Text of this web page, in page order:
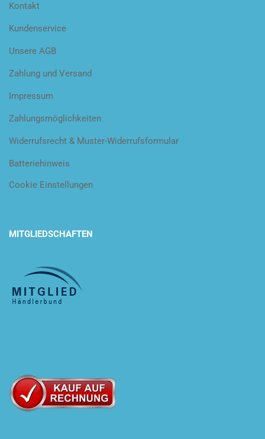
Kontakt
Kundenservice
Unsere AGB
Zahlung und Versand
Impressum
Zahlungsmöglichkeiten
Widerrufsrecht & Muster-Widerrufsformular
Batteriehinweis
Cookie Einstellungen
MITGLIEDSCHAFTEN